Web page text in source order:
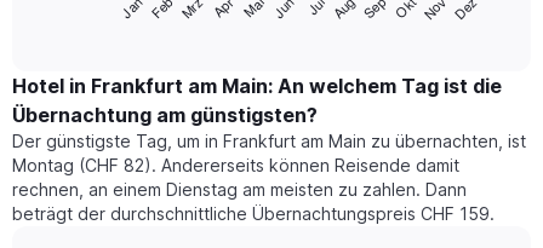
den
durchschnittlichen
Zimmerpreis
im
jeweiligen
Monat
an.
Jan Feb Mrz Apr Mai Jun Jul Aug Sep Okt Nov Dez
Hotel in Frankfurt am Main: An welchem Tag ist die
Übernachtung am günstigsten?
Der günstigste Tag, um in Frankfurt am Main zu übernachten, ist
Montag (CHF 82). Andererseits können Reisende damit
rechnen, an einem Dienstag am meisten zu zahlen. Dann
beträgt der durchschnittliche Übernachtungspreis CHF 159.